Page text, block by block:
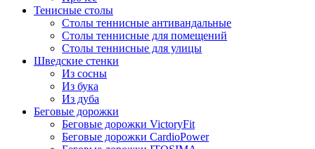
Тенисные столы
Столы теннисные антивандальные
Столы теннисные для помещений
Столы теннисные для улицы
Шведские стенки
Из сосны
Из бука
Из дуба
Беговые дорожки
Беговые дорожки VictoryFit
Беговые дорожки CardioPower